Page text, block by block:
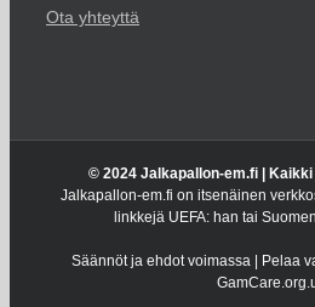
Ota yhteyttä
© 2024 Jalkapallon-em.fi |
Jalkapallon-em.fi on itsenäinen
linkkejä UEFA: han tai
Säännöt ja ehdot voimassa | Pelaa